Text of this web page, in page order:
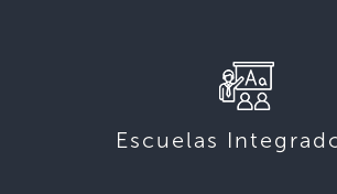
Escuelas